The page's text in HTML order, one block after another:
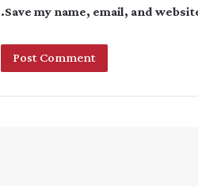
Save my name, email, and